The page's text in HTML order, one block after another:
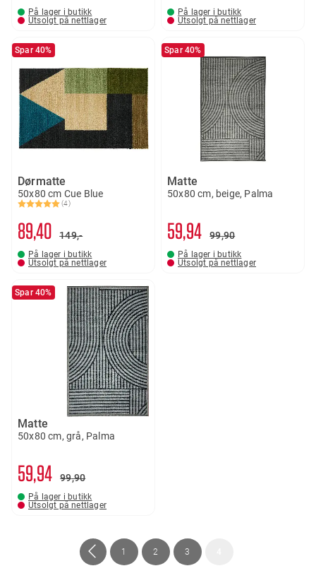
På lager i butikk
Utsolgt på nettlager
På lager i butikk
Utsolgt på nettlager
Spar 40%
Dørmatte
50x80 cm Cue Blue
Karakter:
(4)
5.0 av 5 mulige
8940 149,-
På lager i butikk
Utsolgt på nettlager
Spar 40%
Matte
50x80 cm, beige, Palma
59 94 99 90
På lager i butikk
Utsolgt på nettlager
Spar 40%
Matte
50x80 cm, grå, Palma
59 94 99 90
På lager i butikk
Utsolgt på nettlager
SideSide
ForrigeSide
1 Side
2 Side
3